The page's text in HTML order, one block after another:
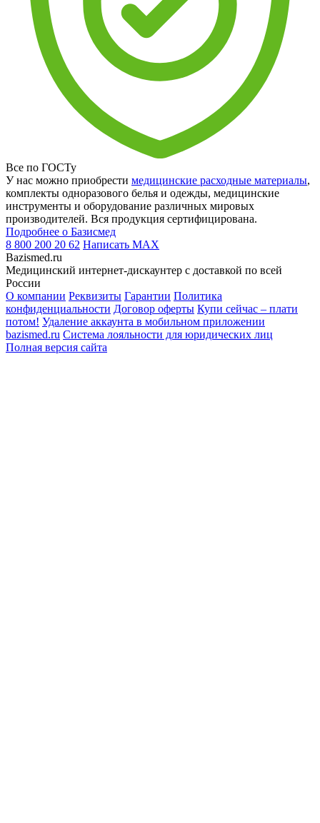
Все по ГОСТу
У нас можно приобрести медицинские расходные материалы,
комплекты одноразового белья и одежды, медицинские
инструменты и оборудование различных мировых
производителей. Вся продукция сертифицирована.
Подробнее о Базисмед
8 800 200 20 62 Написать MAX
Bazismed.ru
Медицинский интернет-дискаунтер с доставкой по всей
России
О компании Реквизиты Гарантии Политика
конфиденциальности Договор оферты Купи сейчас – плати
потом! Удаление аккаунта в мобильном приложении
bazismed.ru Система лояльности для юридических лиц
Полная версия сайта